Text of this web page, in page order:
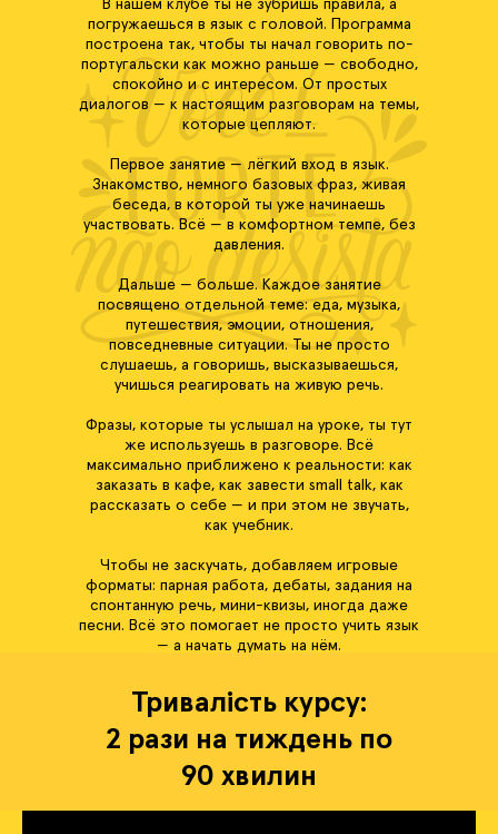
В нашем клубе ты не зубришь правила, а
погружаешься в язык с головой. Программа
построена так, чтобы ты начал говорить по-
португальски как можно раньше — свободно,
спокойно и с интересом. От простых
диалогов — к настоящим разговорам на темы,
которые цепляют.
Первое занятие — лёгкий вход в язык.
Знакомство, немного базовых фраз, живая
беседа, в которой ты уже начинаешь
участвовать. Всё — в комфортном темпе, без
давления.
Дальше — больше. Каждое занятие
посвящено отдельной теме: еда, музыка,
путешествия, эмоции, отношения,
повседневные ситуации. Ты не просто
слушаешь, а говоришь, высказываешься,
учишься реагировать на живую речь.
Фразы, которые ты услышал на уроке, ты тут
же используешь в разговоре. Всё
максимально приближено к реальности: как
заказать в кафе, как завести small talk, как
рассказать о себе — и при этом не звучать,
как учебник.
Чтобы не заскучать, добавляем игровые
форматы: парная работа, дебаты, задания на
спонтанную речь, мини-квизы, иногда даже
песни. Всё это помогает не просто учить язык
— а начать думать на нём.
Тривалість курсу:
2 рази на тиждень по
90 хвилин